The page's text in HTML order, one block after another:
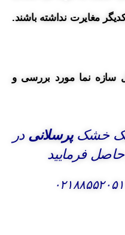
مغایرت نداشته باشند.
نما مورد بررسی و
خشکپرسلانی در
فرمایید
۰۲۱۸۸۵۵۲۰۵۱